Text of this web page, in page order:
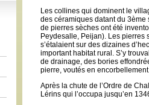
Les collines qui dominent le
des céramiques datant du 3ème
de pierres sèches ont été
Peydesalle, Peijan). Les pierres
s’étalaient sur des dizaines
important habitat rural. S’y
de drainage, des bories
pierre, voutés en encorbellement.
Après la chute de l’Ordre de
Lérins qui l’occupa jusqu’en